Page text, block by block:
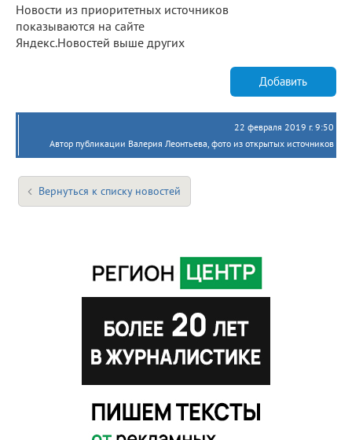
Новости из приоритетных источников
показываются на сайте
Яндекс.Новостей выше других
Добавить
22 февраля 2019 г. 9:50
Автор публикации Валерия Леонтьева, фото из открытых источников
Вернуться к списку новостей